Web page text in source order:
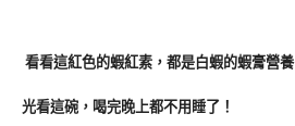
看看這紅色的蝦紅素，都是白蝦的蝦膏營養
光看這碗，喝完晚上都不用睡了！